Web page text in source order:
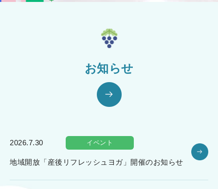
お知らせ
2026.7.30 イベント
地域開放「産後リフレッシュヨガ」開催のお知らせ